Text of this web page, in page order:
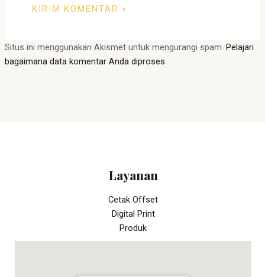
Situs ini menggunakan Akismet untuk mengurangi spam. Pelajari
bagaimana data komentar Anda diproses
Layanan
Cetak Offset
Digital Print
Produk